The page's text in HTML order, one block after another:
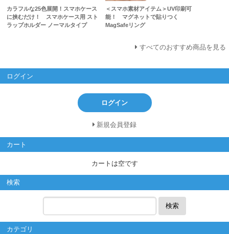
カラフルな25色展開！スマホケース
に挟むだけ！ スマホケース用 スト
ラップホルダー ノーマルタイプ
＜スマホ素材アイテム＞UV印刷可
能！ マグネットで貼りつく
MagSafeリング
すべてのおすすめ商品を見る
ログイン
ログイン
新規会員登録
カート
カートは空です
検索
検索
カテゴリ